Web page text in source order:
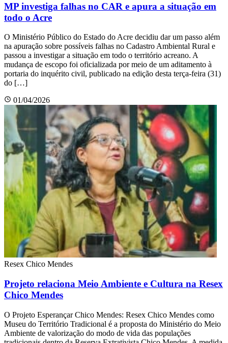
MP investiga falhas no CAR e apura a situação em
todo o Acre
O Ministério Público do Estado do Acre decidiu dar um passo além
na apuração sobre possíveis falhas no Cadastro Ambiental Rural e
passou a investigar a situação em todo o território acreano. A
mudança de escopo foi oficializada por meio de um aditamento à
portaria do inquérito civil, publicado na edição desta terça-feira (31)
do […]
01/04/2026
Resex Chico Mendes
Projeto relaciona Meio Ambiente e Cultura na Resex
Chico Mendes
O Projeto Esperançar Chico Mendes: Resex Chico Mendes como
Museu do Território Tradicional é a proposta do Ministério do Meio
Ambiente de valorização do modo de vida das populações